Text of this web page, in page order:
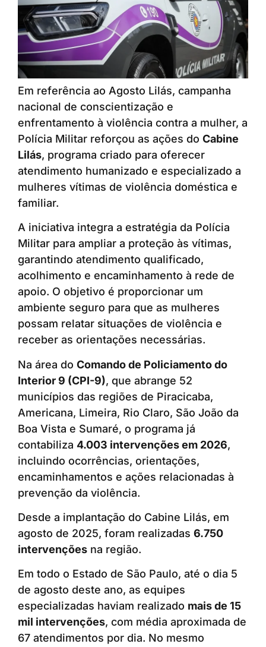
Em referência ao Agosto Lilás, campanha
nacional de conscientização e
enfrentamento à violência contra a mulher, a
Polícia Militar reforçou as ações do Cabine
Lilás, programa criado para oferecer
atendimento humanizado e especializado a
mulheres vítimas de violência doméstica e
familiar.
A iniciativa integra a estratégia da Polícia
Militar para ampliar a proteção às vítimas,
garantindo atendimento qualificado,
acolhimento e encaminhamento à rede de
apoio. O objetivo é proporcionar um
ambiente seguro para que as mulheres
possam relatar situações de violência e
receber as orientações necessárias.
Na área do Comando de Policiamento do
Interior 9 (CPI-9), que abrange 52
municípios das regiões de Piracicaba,
Americana, Limeira, Rio Claro, São João da
Boa Vista e Sumaré, o programa já
contabiliza 4.003 intervenções em 2026,
incluindo ocorrências, orientações,
encaminhamentos e ações relacionadas à
prevenção da violência.
Desde a implantação do Cabine Lilás, em
agosto de 2025, foram realizadas 6.750
intervenções na região.
Em todo o Estado de São Paulo, até o dia 5
de agosto deste ano, as equipes
especializadas haviam realizado mais de 15
mil intervenções, com média aproximada de
67 atendimentos por dia. No mesmo